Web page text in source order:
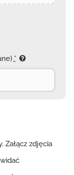
*
Załącz zdjęcia